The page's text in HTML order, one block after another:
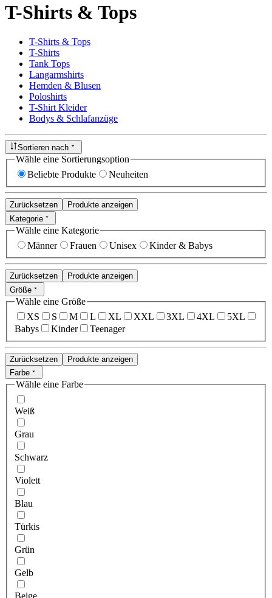
T-Shirts & Tops
T-Shirts & Tops
T-Shirts
Tank Tops
Langarmshirts
Hemden & Blusen
Poloshirts
T-Shirt Kleider
Bodys & Schlafanzüge
Sortieren nach
Wähle eine Sortierungsoption
Beliebte Produkte
Neuheiten
Zurücksetzen
Produkte anzeigen
Kategorie
Wähle eine Kategorie
Männer
Frauen Unisex Kinder & Babys
Zurücksetzen
Produkte anzeigen
Größe
Wähle eine Größe
XS
S M L XL XXL 3XL 4XL
5XL
Babys
Kinder Teenager
Zurücksetzen
Produkte anzeigen
Farbe
Wähle eine Farbe
Weiß
Grau
Schwarz
Violett
Blau
Türkis
Grün
Gelb
Beige